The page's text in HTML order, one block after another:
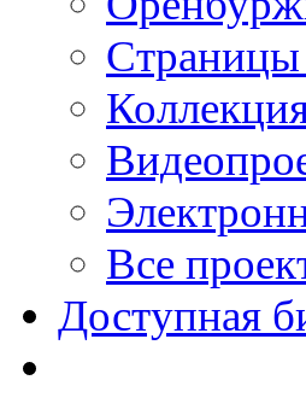
Страницы
Все
Доступная